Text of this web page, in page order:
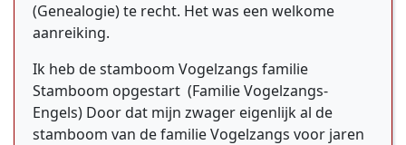
(Genealogie) te recht. Het was een welkome
aanreiking.
Ik heb de stamboom Vogelzangs familie
Stamboom opgestart (Familie Vogelzangs-
Engels) Door dat mijn zwager eigenlijk al de
stamboom van de familie Vogelzangs voor jaren